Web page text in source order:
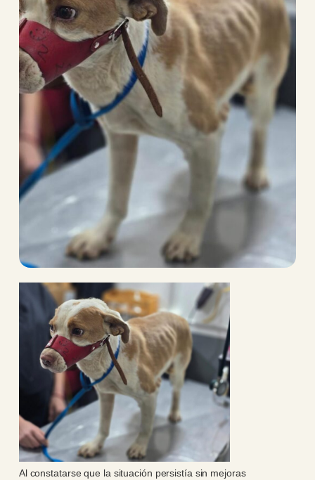
Al constatarse que la situación persistía sin mejoras